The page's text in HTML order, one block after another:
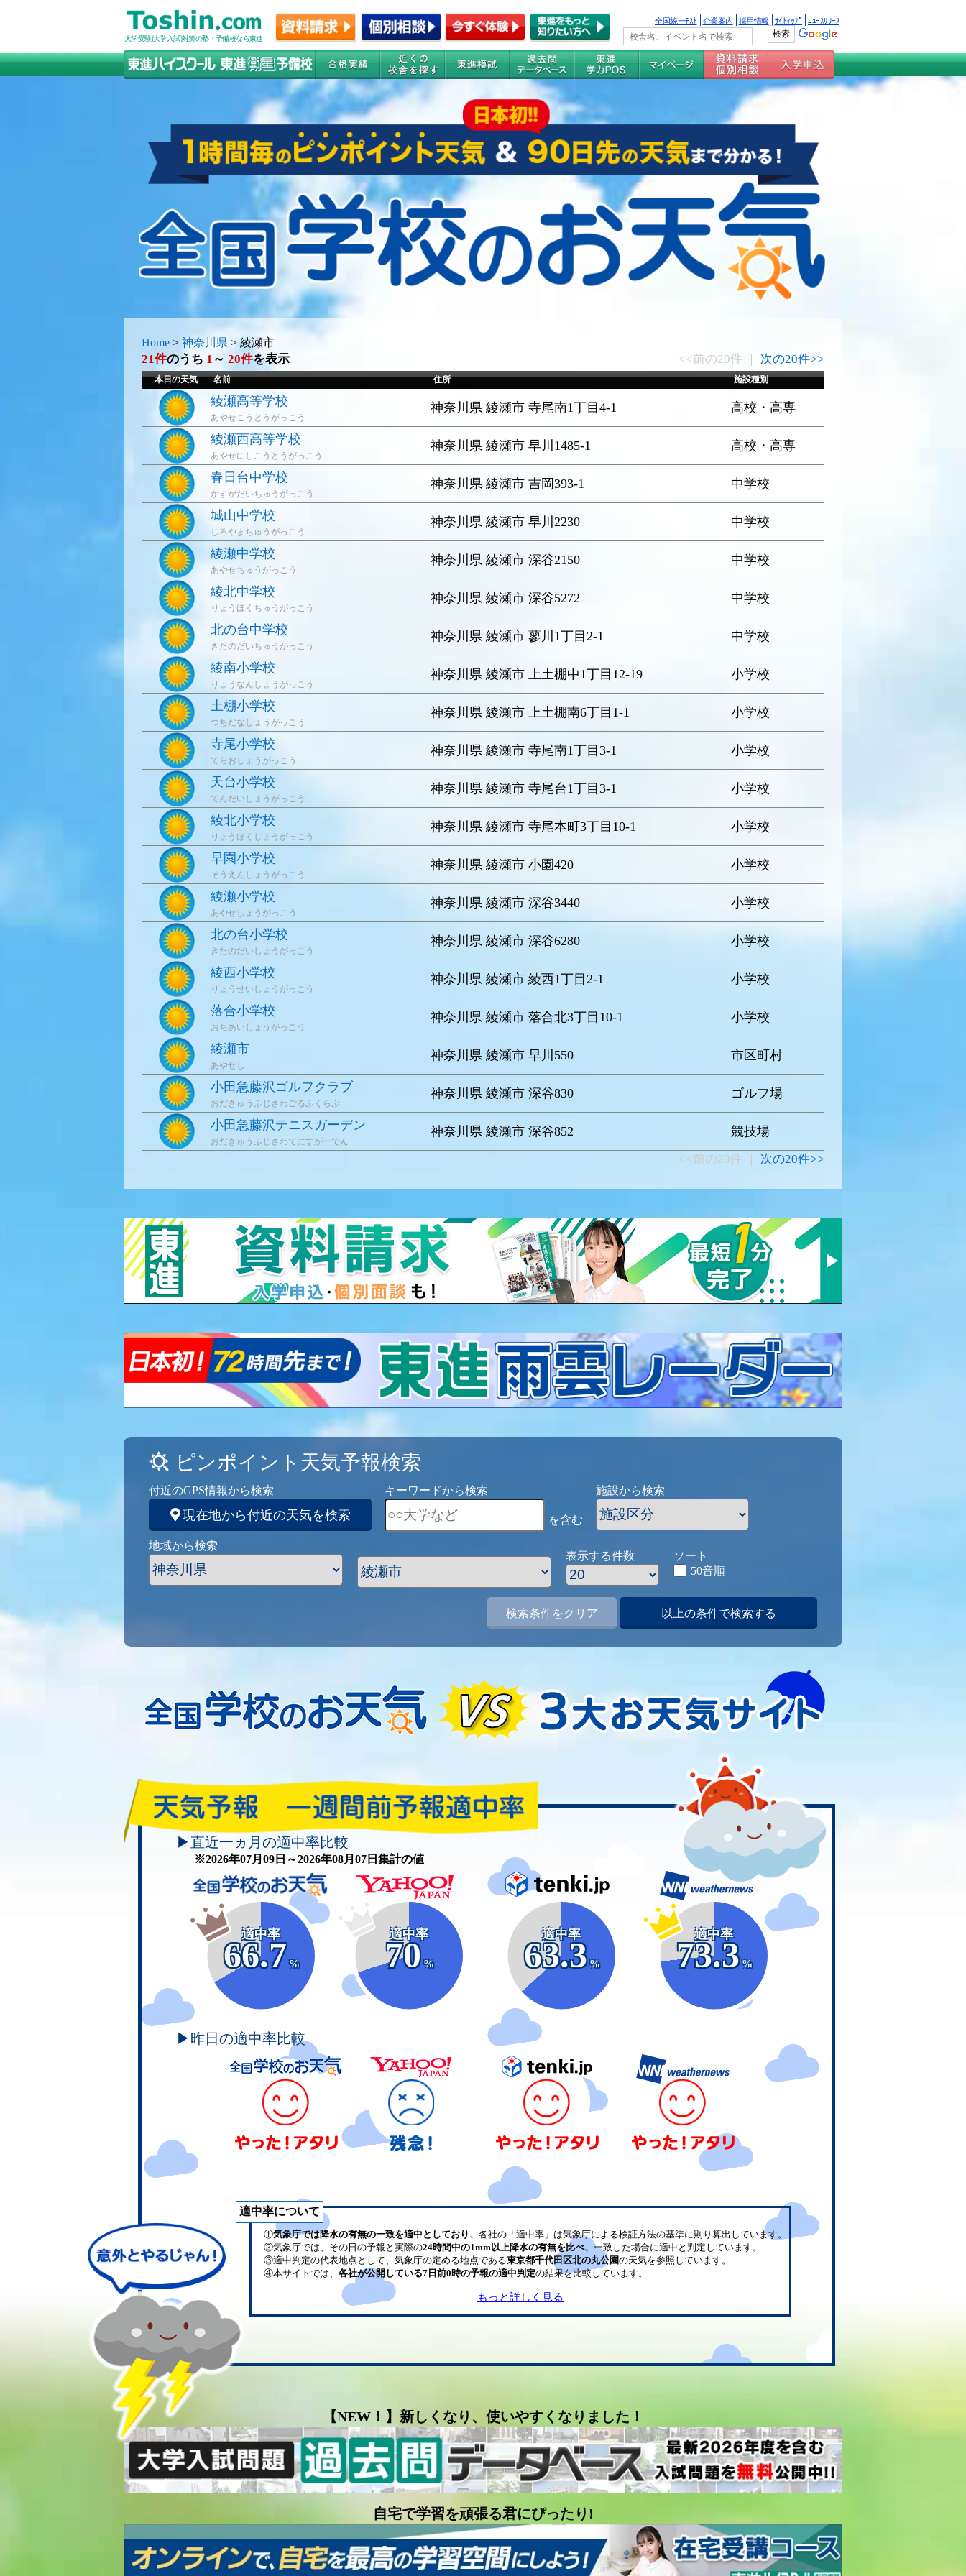
大学受験(大学入試)対策の塾・予備校なら東進
全国統一ﾃｽﾄ 企業案内 採用情報 ｻｲﾄﾏｯﾌﾟ ﾆｭｰｽﾘﾘｰｽ
Home > 神奈川県 > 綾瀬市
21件のうち 1 ～ 20件を表示 <<前の20件 ｜ 次の20件>>
本日の天気 名前 住所 施設種別
綾瀬高等学校
あやせこうとうがっこう
神奈川県 綾瀬市 寺尾南1丁目4-1 高校・高専
綾瀬西高等学校
あやせにしこうとうがっこう
神奈川県 綾瀬市 早川1485-1 高校・高専
春日台中学校
かすがだいちゅうがっこう
神奈川県 綾瀬市 吉岡393-1 中学校
城山中学校
しろやまちゅうがっこう
神奈川県 綾瀬市 早川2230 中学校
綾瀬中学校
あやせちゅうがっこう
神奈川県 綾瀬市 深谷2150 中学校
綾北中学校
りょうほくちゅうがっこう
神奈川県 綾瀬市 深谷5272 中学校
北の台中学校
きたのだいちゅうがっこう
神奈川県 綾瀬市 蓼川1丁目2-1 中学校
綾南小学校
りょうなんしょうがっこう
神奈川県 綾瀬市 上土棚中1丁目12-19 小学校
土棚小学校
つちだなしょうがっこう
神奈川県 綾瀬市 上土棚南6丁目1-1 小学校
寺尾小学校
てらおしょうがっこう
神奈川県 綾瀬市 寺尾南1丁目3-1 小学校
天台小学校
てんだいしょうがっこう
神奈川県 綾瀬市 寺尾台1丁目3-1 小学校
綾北小学校
りょうほくしょうがっこう
神奈川県 綾瀬市 寺尾本町3丁目10-1 小学校
早園小学校
そうえんしょうがっこう
神奈川県 綾瀬市 小園420 小学校
綾瀬小学校
あやせしょうがっこう
神奈川県 綾瀬市 深谷3440 小学校
北の台小学校
きたのだいしょうがっこう
神奈川県 綾瀬市 深谷6280 小学校
綾西小学校
りょうせいしょうがっこう
神奈川県 綾瀬市 綾西1丁目2-1 小学校
落合小学校
おちあいしょうがっこう
神奈川県 綾瀬市 落合北3丁目10-1 小学校
綾瀬市
あやせし
神奈川県 綾瀬市 早川550 市区町村
小田急藤沢ゴルフクラブ
おだきゅうふじさわごるふくらぶ
神奈川県 綾瀬市 深谷830 ゴルフ場
小田急藤沢テニスガーデン
おだきゅうふじさわてにすがーでん
神奈川県 綾瀬市 深谷852 競技場
<<前の20件 ｜ 次の20件>>
ピンポイント天気予報検索
付近のGPS情報から検索
現在地から付近の天気を検索
キーワードから検索
を含む
施設から検索
地域から検索
表示する件数
ソート
50音順
検索条件をクリア 以上の条件で検索する
▶直近一ヵ月の適中率比較
※2026年07月09日～2026年08月07日集計の値
適中率
66.7
%
適中率
70
%
適中率
63.3
%
適中率
73.3
%
▶昨日の適中率比較
適中率について
①気象庁では降水の有無の一致を適中としており、 各社の「適中率」は気象庁による検証方法の基準に則り算出しています。
②気象庁では、その日の予報と実際の24時間中の1mm以上降水の有無を比べ、 一致した場合に適中と判定しています。
③適中判定の代表地点として、気象庁の定める地点である東京都千代田区北の丸公園の天気を参照しています。
④本サイトでは、 各社が公開している7日前0時の予報の適中判定の結果を比較しています。
もっと詳しく見る
【NEW！】新しくなり、使いやすくなりました！
自宅で学習を頑張る君にぴったり!